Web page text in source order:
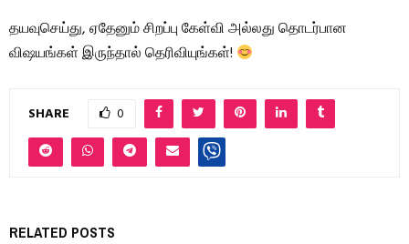
தயவுசெய்து, ஏதேனும் சிறப்பு கேள்வி அல்லது தொடர்பான
விஷயங்கள் இருந்தால் தெரிவியுங்கள்!
SHARE 0
RELATED POSTS